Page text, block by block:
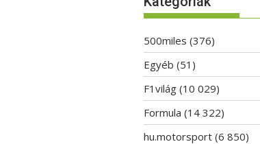
500miles (376)
Egyéb (51)
F1világ (10 029)
Formula (14 322)
hu.motorsport (6 850)